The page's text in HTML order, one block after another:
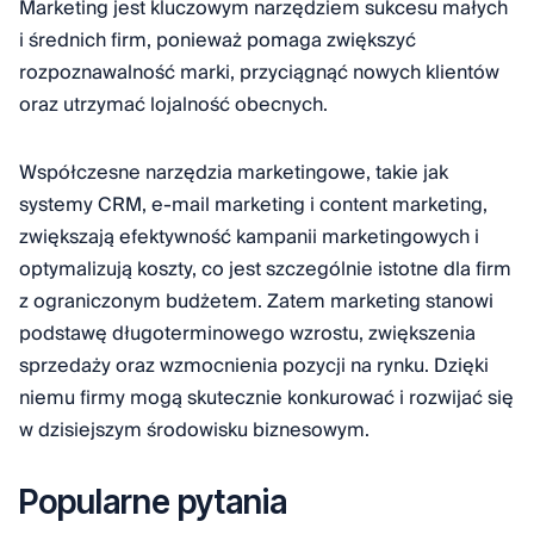
Marketing jest kluczowym narzędziem sukcesu małych
i średnich firm, ponieważ pomaga zwiększyć
rozpoznawalność marki, przyciągnąć nowych klientów
oraz utrzymać lojalność obecnych.
Współczesne narzędzia marketingowe, takie jak
systemy CRM, e-mail marketing i content marketing,
zwiększają efektywność kampanii marketingowych i
optymalizują koszty, co jest szczególnie istotne dla firm
z ograniczonym budżetem. Zatem marketing stanowi
podstawę długoterminowego wzrostu, zwiększenia
sprzedaży oraz wzmocnienia pozycji na rynku. Dzięki
niemu firmy mogą skutecznie konkurować i rozwijać się
w dzisiejszym środowisku biznesowym.
Popularne pytania